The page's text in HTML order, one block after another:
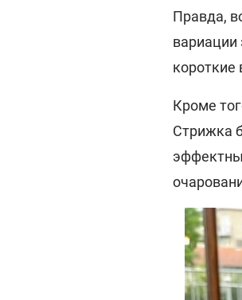
Правда,
вариации
короткие
Кроме
Стрижка